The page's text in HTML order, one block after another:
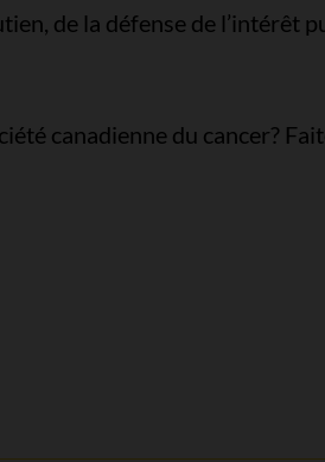
de la défense de l’intérêt
canadienne du cancer?